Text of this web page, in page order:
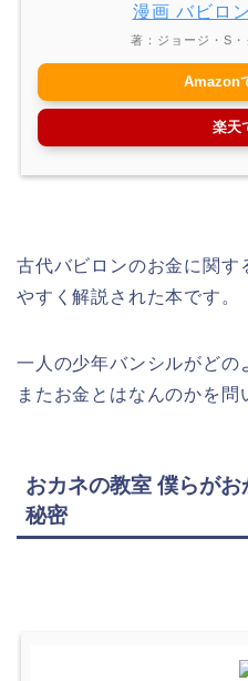
漫画 バビロ
著：ジョージ・S
Amazon
楽天
古代バビロンのお金に関す
やすく解説された本です。
一人の少年バンシルがどの
またお金とはなんのかを問
おカネの教室 僕らが
秘密